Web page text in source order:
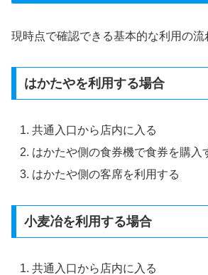
現時点で確認できる基本的な利用の流
はかたやを利用する場合
共通入口から店内に入る
はかたや側の食券機で食券を購入
はかたや側の客席を利用する
小麦冶を利用する場合
共通入口から店内に入る